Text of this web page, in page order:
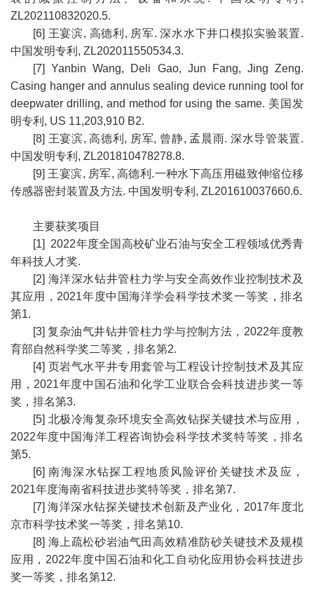
ZL202110832020.5.
[6] 王宴滨, 高德利, 房军. 深水水下井口模拟实验装置.
中国发明专利, ZL202011550534.3.
[7] Yanbin Wang, Deli Gao, Jun Fang, Jing Zeng.
Casing hanger and annulus sealing device running tool for
deepwater drilling, and method for using the same. 美国发
明专利, US 11,203,910 B2.
[8] 王宴滨, 高德利, 房军, 曾静, 孟晨雨. 深水导管装置.
中国发明专利, ZL201810478278.8.
[9] 王宴滨, 房军, 高德利.一种水下高压用磁致伸缩位移
传感器密封装置及方法. 中国发明专利, ZL201610037660.6.
主要获奖项目
[1] 2022年度全国高校矿业石油与安全工程领域优秀青
年科技人才奖.
[2] 海洋深水钻井管柱力学与安全高效作业控制技术及
其应用，2021年度中国海洋学会科学技术奖一等奖，排名
第1.
[3] 复杂油气井钻井管柱力学与控制方法，2022年度教
育部自然科学奖二等奖，排名第2.
[4] 页岩气水平井专用套管与工程设计控制技术及其应
用，2021年度中国石油和化学工业联合会科技进步奖一等
奖，排名第3.
[5] 北极冷海复杂环境安全高效钻探关键技术与应用，
2022年度中国海洋工程咨询协会科学技术奖特等奖，排名
第5.
[6] 南海深水钻探工程地质风险评价关键技术及应，
2021年度海南省科技进步奖特等奖，排名第7.
[7] 海洋深水钻探关键技术创新及产业化，2017年度北
京市科学技术奖一等奖，排名第10.
[8] 海上疏松砂岩油气田高效精准防砂关键技术及规模
应用，2022年度中国石油和化工自动化应用协会科技进步
奖一等奖，排名第12.